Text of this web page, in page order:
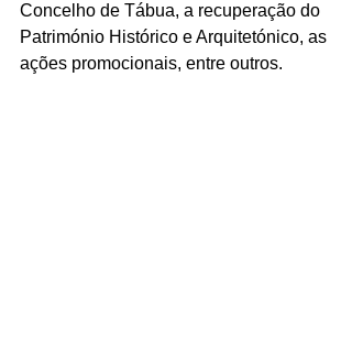
Concelho de Tábua, a recuperação do
Património Histórico e Arquitetónico, as
ações promocionais, entre outros.